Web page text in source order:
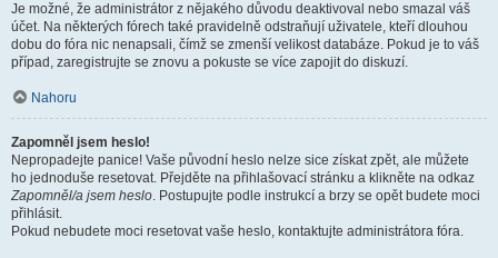
Je možné, že administrátor z nějakého důvodu deaktivoval nebo smazal váš
účet. Na některých fórech také pravidelně odstraňují uživatele, kteří dlouhou
dobu do fóra nic nenapsali, čímž se zmenší velikost databáze. Pokud je to váš
případ, zaregistrujte se znovu a pokuste se více zapojit do diskuzí.
Nahoru
Zapomněl jsem heslo!
Nepropadejte panice! Vaše původní heslo nelze sice získat zpět, ale můžete
ho jednoduše resetovat. Přejděte na přihlašovací stránku a klikněte na odkaz
Zapomněl/a jsem heslo. Postupujte podle instrukcí a brzy se opět budete moci
přihlásit.
Pokud nebudete moci resetovat vaše heslo, kontaktujte administrátora fóra.